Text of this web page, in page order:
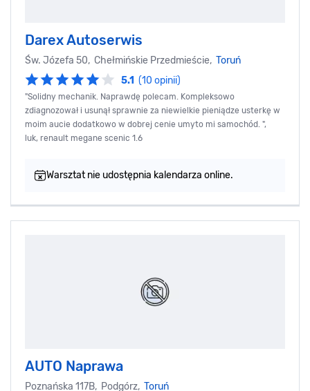
Darex Autoserwis
Św. Józefa 50, Chełmińskie Przedmieście, Toruń
5.1 (10 opinii)
"Solidny mechanik. Naprawdę polecam. Kompleksowo
zdiagnozował i usunął sprawnie za niewielkie pieniądze usterkę w
moim aucie dodatkowo w dobrej cenie umyto mi samochód. ",
luk, renault megane scenic 1.6
Warsztat nie udostępnia kalendarza online.
AUTO Naprawa
Poznańska 117B, Podgórz, Toruń